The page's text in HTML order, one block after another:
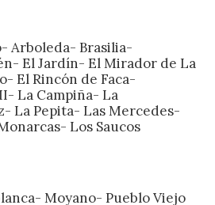
Arboleda- Brasilia-
El Jardín- El Mirador de La
El Rincón de Faca-
La Campiña- La
La Pepita- Las Mercedes-
Los Saucos
Moyano- Pueblo Viejo